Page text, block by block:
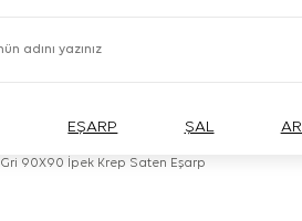
EŞARP ŞAL
Gri 90X90 İpek Krep Saten Eşarp